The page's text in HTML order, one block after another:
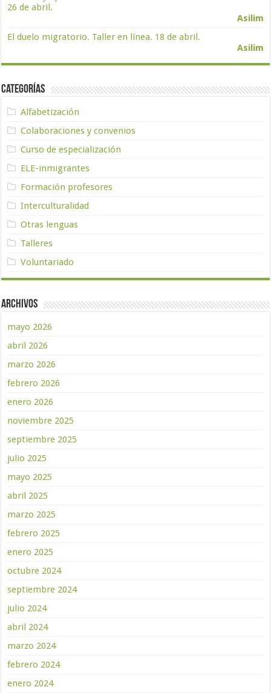
26 de abril.
Asilim
El duelo migratorio. Taller en línea. 18 de abril.
Asilim
Categorías
Alfabetización
Colaboraciones y convenios
Curso de especialización
ELE-inmigrantes
Formación profesores
Interculturalidad
Otras lenguas
Talleres
Voluntariado
Archivos
mayo 2026
abril 2026
marzo 2026
febrero 2026
enero 2026
noviembre 2025
septiembre 2025
julio 2025
mayo 2025
abril 2025
marzo 2025
febrero 2025
enero 2025
octubre 2024
septiembre 2024
julio 2024
abril 2024
marzo 2024
febrero 2024
enero 2024